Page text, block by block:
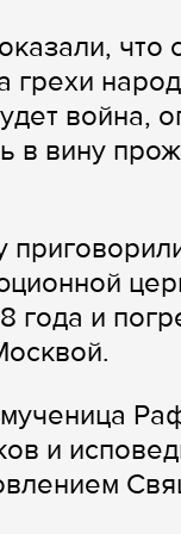
что
грехи
война,
в вину
года и
и